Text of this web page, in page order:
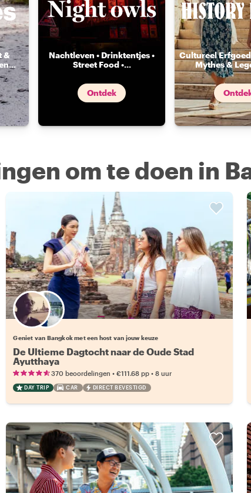
&
...
Nachtleven • Drinktentjes •
Street Food •...
Ontdek
Cultureel Erfgoed
Mythes &
om te doen in
Kies jouw favoriete local
Geniet van Bangkok met een host van jouw keuze
De Ultieme Dagtocht naar de Oude Stad
Ayutthaya
370 beoordelingen •€111.68 pp •8 uur
DAY TRIP CAR DIRECT BEVESTIGD